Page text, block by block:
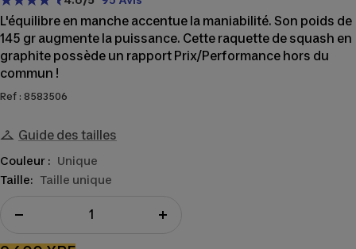
L'équilibre en manche accentue la maniabilité. Son poids de
145 gr augmente la puissance. Cette raquette de squash en
graphite possède un rapport Prix/Performance hors du
commun !
Ref : 8583506
Guide des tailles
Taille: Taille unique
Couleur : Unique
la
Augmenter